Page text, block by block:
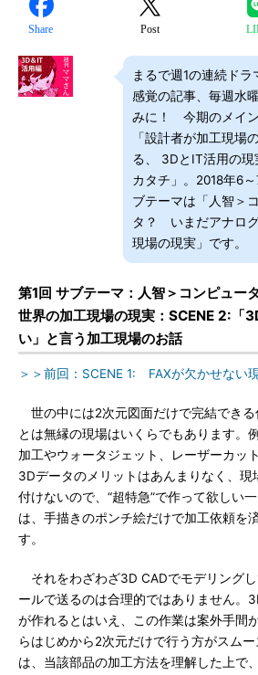
Share Post
まるで週1の連続ドラ
感覚の記事、毎週水
みに！ 今期のメイ
「設計者が加工現場
る、 3DとIT活用の現
カタチ」。2018年6
ブテーマは「人智＞
タ？ いまだアナロ
現場の現実」です。
第1回 サブテーマ：人智＞コンピュ
世界の加工現場の現実：SCENE 2:「
い」と言う加工現場のお話
＞＞前回：SCENE 1: FAXが欠かせない
世の中には2次元図面だけで完結できる
とは無縁の現場はいくらでもあります。
加工やウォータジェット、レーザーカッ
3Dデータのメリットはあんまりなく、現
付けないので、“超特急”で作って欲しい
は、手描きのポンチ絵だけで加工依頼を
す。
それをわざわざ3D CADでモデリング
ールで送るのは合理的ではありません。
が作れるとはいえ、この作業は案外手間
らはじめから2次元だけで行う方がスム
は、当該部品の加工方法を理解した上で